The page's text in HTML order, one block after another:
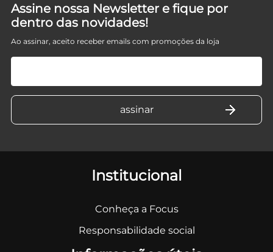
Assine nossa Newsletter e fique por
dentro das novidades!
Ao assinar, aceito receber emails com promoções da loja
Institucional
Conheça a Focus
Responsabilidade social